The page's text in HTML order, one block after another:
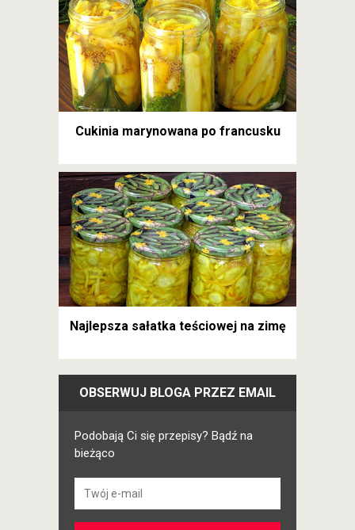
Cukinia marynowana po francusku
Najlepsza sałatka teściowej na zimę
OBSERWUJ BLOGA PRZEZ EMAIL
Podobają Ci się przepisy? Bądź na
bieżąco